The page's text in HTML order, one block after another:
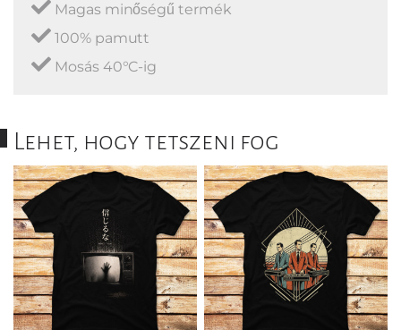
Magas minőségű termék
100% pamutt
Mosás 40°C-ig
Lehet, hogy tetszeni fog